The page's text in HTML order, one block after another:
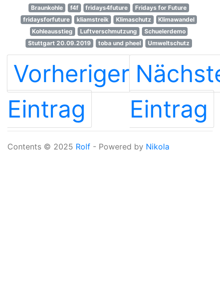
Braunkohle f4f fridays4future
Fridays for Future
fridaysforfuture
kliamstreik Klimaschutz
Klimawandel
Kohleausstieg
Luftverschmutzung
Schuelerdemo
Stuttgart 20.09.2019
toba und pheel Umweltschutz
Vorheriger
Eintrag
Eintrag
Contents © 2025 Rolf - Powered by Nikola